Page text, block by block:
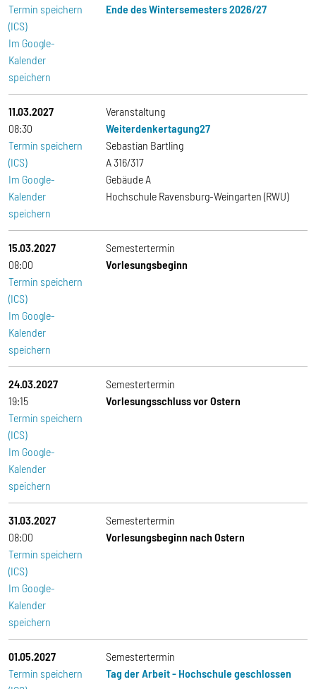
Termin speichern
(ICS)
Im Google-
Kalender
speichern
Ende des Wintersemesters 2026/27
11.03.2027
08:30
Termin speichern
(ICS)
Im Google-
Kalender
speichern
Veranstaltung
Weiterdenkertagung27
Sebastian Bartling
A 316/317
Gebäude A
Hochschule Ravensburg-Weingarten (RWU)
15.03.2027
08:00
Termin speichern
(ICS)
Im Google-
Kalender
speichern
Semestertermin
Vorlesungsbeginn
24.03.2027
19:15
Termin speichern
(ICS)
Im Google-
Kalender
speichern
Semestertermin
Vorlesungsschluss vor Ostern
31.03.2027
08:00
Termin speichern
(ICS)
Im Google-
Kalender
speichern
Semestertermin
Vorlesungsbeginn nach Ostern
01.05.2027
Termin speichern
Semestertermin
Tag der Arbeit - Hochschule geschlossen